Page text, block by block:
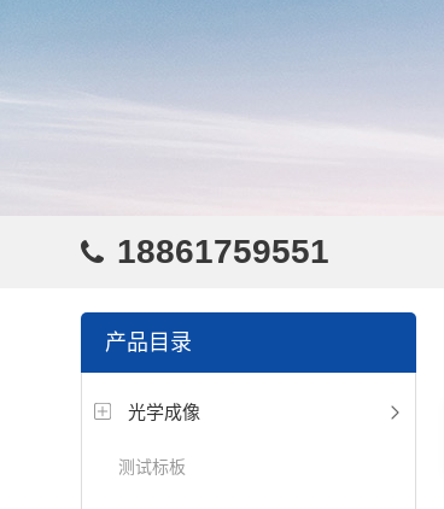
18861759551
产品目录
光学成像
测试标板